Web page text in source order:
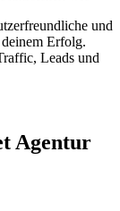
und
deinem Erfolg.
Leads und
Agentur